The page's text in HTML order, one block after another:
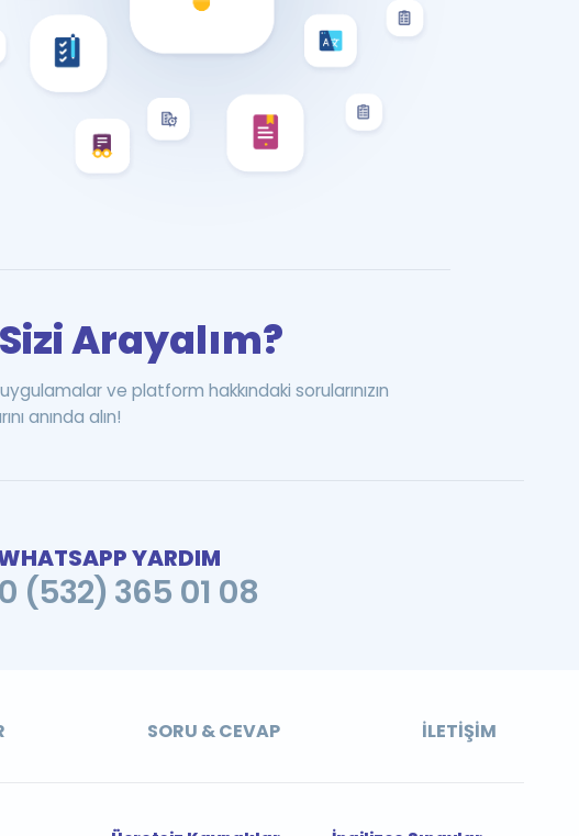
Arayalım?
ve platform hakkındaki sorularınızın
anında alın!
YARDIM
0 (532) 365 01 08
SORU & CEVAP İLETIŞIM